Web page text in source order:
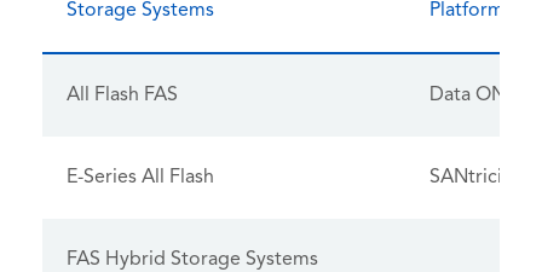
Storage Systems Platform OS
All Flash FAS Data
E-Series All Flash SANtricity
FAS Hybrid Storage Systems